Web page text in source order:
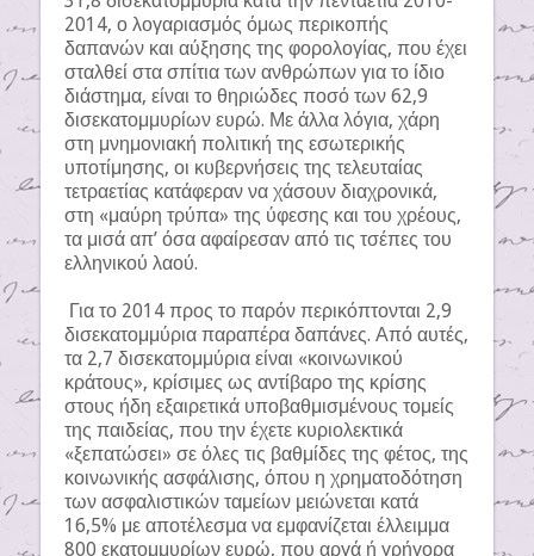
2014, ο λογαριασμός όμως περικοπής
δαπανών και αύξησης της φορολογίας, που έχει
σταλθεί στα σπίτια των ανθρώπων για το ίδιο
διάστημα, είναι το θηριώδες ποσό των 62,9
δισεκατομμυρίων ευρώ. Με άλλα λόγια, χάρη
στη μνημονιακή πολιτική της εσωτερικής
υποτίμησης, οι κυβερνήσεις της τελευταίας
τετραετίας κατάφεραν να χάσουν διαχρονικά,
στη «μαύρη τρύπα» της ύφεσης και του χρέους,
τα μισά απ’ όσα αφαίρεσαν από τις τσέπες του
ελληνικού λαού.
Για το 2014 προς το παρόν περικόπτονται 2,9
δισεκατομμύρια παραπέρα δαπάνες. Από αυτές,
τα 2,7 δισεκατομμύρια είναι «κοινωνικού
κράτους», κρίσιμες ως αντίβαρο της κρίσης
στους ήδη εξαιρετικά υποβαθμισμένους τομείς
της παιδείας, που την έχετε κυριολεκτικά
«ξεπατώσει» σε όλες τις βαθμίδες της φέτος, της
κοινωνικής ασφάλισης, όπου η χρηματοδότηση
των ασφαλιστικών ταμείων μειώνεται κατά
16,5% με αποτέλεσμα να εμφανίζεται έλλειμμα
800 εκατομμυρίων ευρώ, που αργά ή γρήγορα